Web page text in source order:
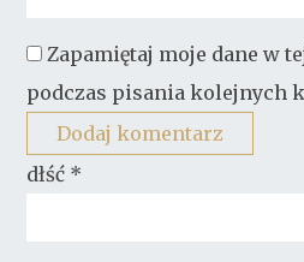
Zapamiętaj moje dane w
podczas pisania kolejnych
dłść *